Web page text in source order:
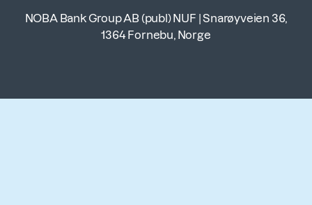
NOBA Bank Group AB (publ) NUF |Snarøyveien 36,
1364 Fornebu, Norge